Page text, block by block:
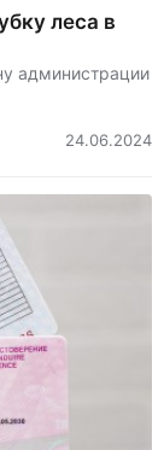
леса в
администрации
24.06.2024